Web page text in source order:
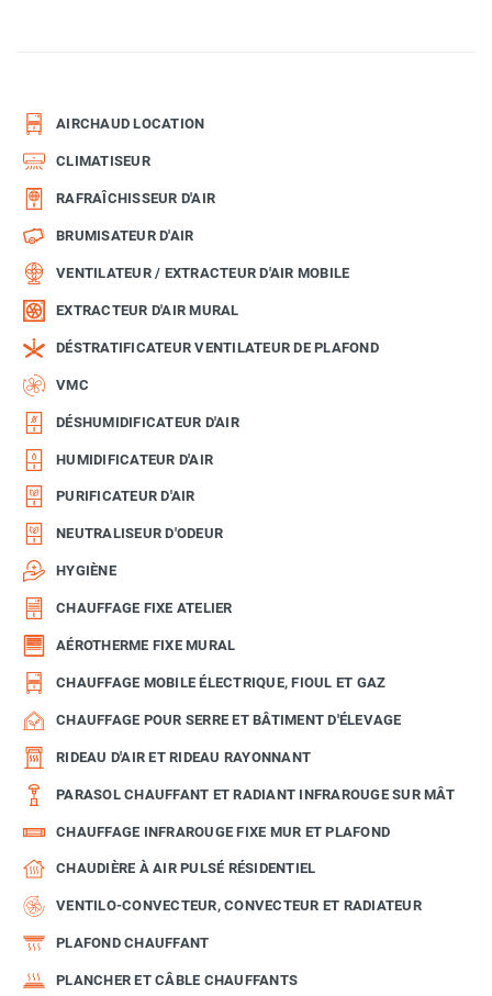
AIRCHAUD LOCATION
CLIMATISEUR
RAFRAÎCHISSEUR D'AIR
BRUMISATEUR D'AIR
VENTILATEUR / EXTRACTEUR D'AIR MOBILE
EXTRACTEUR D'AIR MURAL
DÉSTRATIFICATEUR VENTILATEUR DE PLAFOND
VMC
DÉSHUMIDIFICATEUR D'AIR
HUMIDIFICATEUR D'AIR
PURIFICATEUR D'AIR
NEUTRALISEUR D'ODEUR
HYGIÈNE
CHAUFFAGE FIXE ATELIER
AÉROTHERME FIXE MURAL
CHAUFFAGE MOBILE ÉLECTRIQUE, FIOUL ET GAZ
CHAUFFAGE POUR SERRE ET BÂTIMENT D'ÉLEVAGE
RIDEAU D'AIR ET RIDEAU RAYONNANT
PARASOL CHAUFFANT ET RADIANT INFRAROUGE SUR MÂT
CHAUFFAGE INFRAROUGE FIXE MUR ET PLAFOND
CHAUDIÈRE À AIR PULSÉ RÉSIDENTIEL
VENTILO-CONVECTEUR, CONVECTEUR ET RADIATEUR
PLAFOND CHAUFFANT
PLANCHER ET CÂBLE CHAUFFANTS